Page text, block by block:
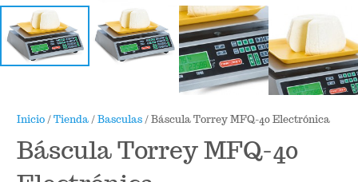
Inicio/Tienda/Basculas/ Báscula Torrey MFQ-40 Electrónica
Báscula Torrey MFQ-40